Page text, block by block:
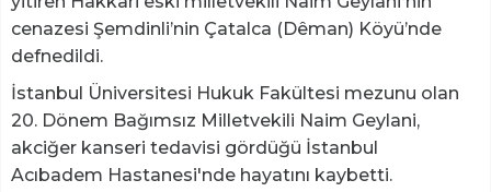
cenazesi Şemdinli’nin Çatalca (Dêman) Köyü’nde
defnedildi.
İstanbul Üniversitesi Hukuk Fakültesi mezunu olan
20. Dönem Bağımsız Milletvekili Naim Geylani,
akciğer kanseri tedavisi gördüğü İstanbul
Acıbadem Hastanesi'nde hayatını kaybetti.